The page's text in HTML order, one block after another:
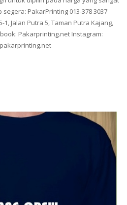
PakarPrinting 013-378 3037
Jalan Putra 5, Taman Putra Kajang,
Pakarprinting.net Instagram: